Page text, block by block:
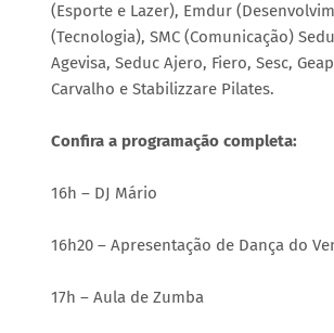
(Esporte e Lazer), Emdur
(Tecnologia), SMC (Comunicação)
Agevisa, Seduc Ajero, Fiero, Sesc,
Carvalho e Stabilizzare Pilates.
Confira a programação completa:
16h – DJ Mário
16h20 – Apresentação de Dança do
17h – Aula de Zumba